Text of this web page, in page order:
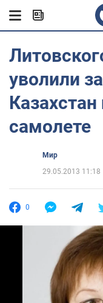
уволили
самолете
Мир
29.05.2013 11:18
0